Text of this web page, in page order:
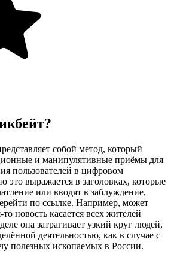
собой метод, который
и манипулятивные приёмы для
пользователей в цифровом
это выражается в заголовках, которые
или вводят в заблуждение,
по ссылке. Например, может
то новость касается всех жителей
она затрагивает узкий круг людей,
деятельностью, как в случае с
полезных ископаемых в России.